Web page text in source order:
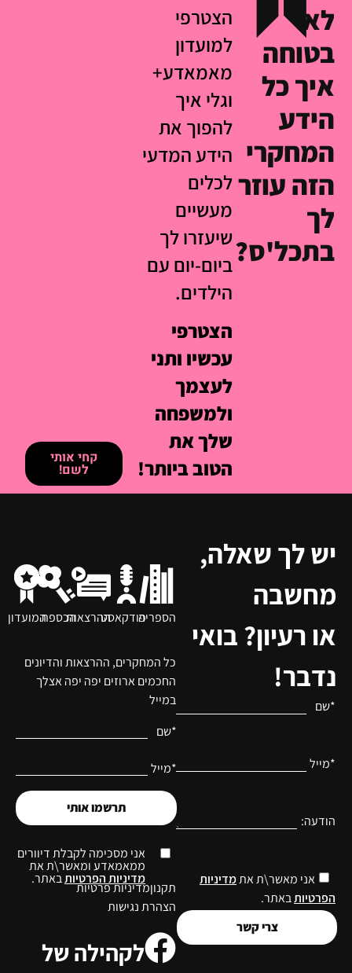
לא
בטוחה
איך כל
הידע
המחקרי
הזה עוזר
לך
בתכל'ס?
הצטרפי
למועדון
מאמאדע+
וגלי איך
להפוך את
הידע המדעי
לכלים
מעשיים
שיעזרו לך
ביום-יום עם
הילדים.
הצטרפי
עכשיו ותני
לעצמך
ולמשפחה
שלך את
הטוב ביותר!
קחי אותי
לשם!
יש לך שאלה,
מחשבה
או רעיון? בואי
נדבר!
*שם
*מייל
הודעה:
אני מאשר\ת אתמדיניות
הפרטיות באתר.
צרי קשר
כל המחקרים, ההרצאות והדיונים
החכמים ארוזים יפה יפה אצלך
במייל
*שם
*מייל
אני מסכימה לקבלת דיוורים
ממאמאדע ומאשר\ת את
מדיניות הפרטיותבאתר.
תרשמו אותי
הספריהפודקאסטההרצאותהכספתהמועדון
תקנוןמדיניות פרטיות
הצהרת נגישות
לקהילה של